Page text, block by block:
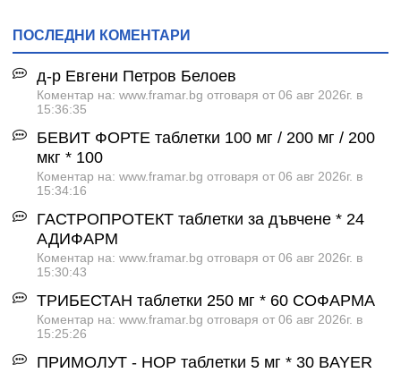
ПОСЛЕДНИ КОМЕНТАРИ
д-р Евгени Петров Белоев
Коментар на: www.framar.bg отговаря от 06 авг 2026г. в
15:36:35
БЕВИТ ФОРТЕ таблетки 100 мг / 200 мг / 200
мкг * 100
Коментар на: www.framar.bg отговаря от 06 авг 2026г. в
15:34:16
ГАСТРОПРОТЕКТ таблетки за дъвчене * 24
АДИФАРМ
Коментар на: www.framar.bg отговаря от 06 авг 2026г. в
15:30:43
ТРИБЕСТАН таблетки 250 мг * 60 СОФАРМА
Коментар на: www.framar.bg отговаря от 06 авг 2026г. в
15:25:26
ПРИМОЛУТ - НОР таблетки 5 мг * 30 BAYER